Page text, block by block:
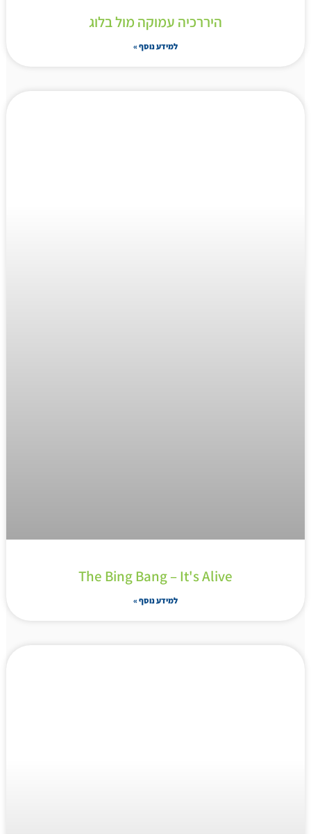
היררכיה עמוקה מול בלוג
למידע נוסף »
The Bing Bang – It's Alive
למידע נוסף »